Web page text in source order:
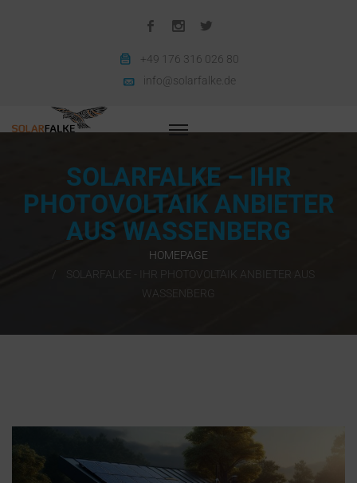
+49 176 316 026 80
info@solarfalke.de
SOLARFALKE – IHR
PHOTOVOLTAIK ANBIETER
AUS WASSENBERG
HOMEPAGE
SOLARFALKE - IHR PHOTOVOLTAIK ANBIETER AUS
WASSENBERG